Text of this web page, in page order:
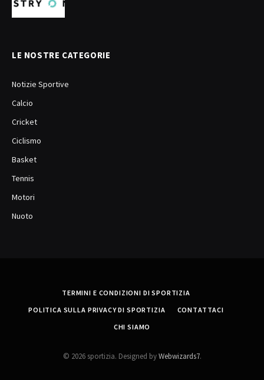
LE NOSTRE CATEGORIE
Notizie Sportive
Calcio
Cricket
Ciclismo
Basket
Tennis
Motori
Nuoto
TERMINI E CONDIZIONI DI SPORTIZIA
POLITICA SULLA PRIVACY DI SPORTIZIA
CONTATTACI
CHI SIAMO
© 2026 sportizia. Designed byWebwizards7.